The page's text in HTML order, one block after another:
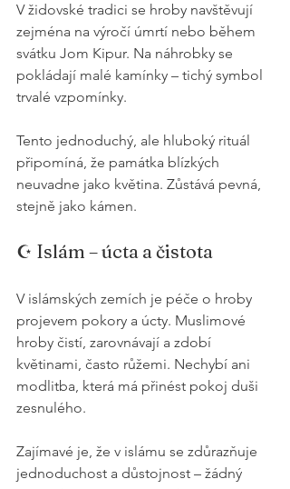
V židovské tradici se hroby navštěvují
zejména na výročí úmrtí nebo během
svátku Jom Kipur. Na náhrobky se
pokládají malé kamínky – tichý symbol
trvalé vzpomínky.
Tento jednoduchý, ale hluboký rituál
připomíná, že památka blízkých
neuvadne jako květina. Zůstává pevná,
stejně jako kámen.
☪️ Islám – úcta a čistota
V islámských zemích je péče o hroby
projevem pokory a úcty. Muslimové
hroby čistí, zarovnávají a zdobí
květinami, často růžemi. Nechybí ani
modlitba, která má přinést pokoj duši
zesnulého.
Zajímavé je, že v islámu se zdůrazňuje
jednoduchost a důstojnost – žádný